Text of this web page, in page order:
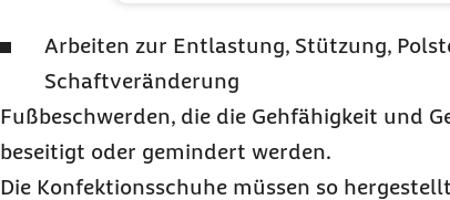
Arbeiten zur Entlastung, Stützung,
Schaftveränderung
Fußbeschwerden, die die Gehfähigkeit und
beseitigt oder gemindert werden.
Die Konfektionsschuhe müssen so